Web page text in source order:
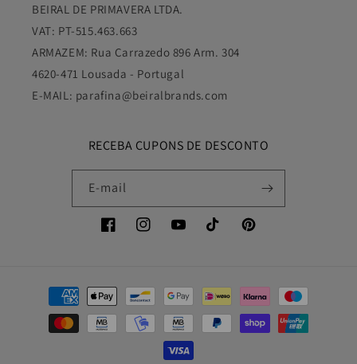
BEIRAL DE PRIMAVERA LTDA.
VAT: PT-515.463.663
ARMAZEM: Rua Carrazedo 896 Arm. 304
4620-471 Lousada - Portugal
E-MAIL: parafina@beiralbrands.com
RECEBA CUPONS DE DESCONTO
E-mail
FacebookInstagramYouTubeTikTok Pinterest
Métodos
pagamento